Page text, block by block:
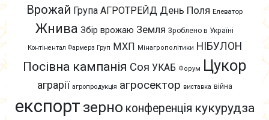
Врожай Група АГРОТРЕЙД День Поля Елеватор
Жнива Збір врожаю Земля Зроблено в Україні
Контінентал Фармерз Груп МХП Мінагрополітики НІБУЛОН
Посівна кампанія Соя УКАБ Форум Цукор
аграрії агропродукція агросектор виставка війна
експорт зерно конференція кукурудза